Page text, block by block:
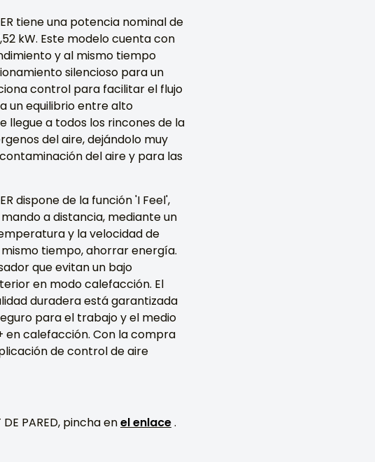
tiene una potencia nominal de
kW. Este modelo cuenta con
y al mismo tiempo
silencioso para un
control para facilitar el flujo
un equilibrio entre alto
llegue a todos los rincones de la
del aire, dejándolo muy
del aire y para las
dispone de la función 'I Feel',
a distancia, mediante un
y la velocidad de
tiempo, ahorrar energía.
que evitan un bajo
en modo calefacción. El
duradera está garantizada
para el trabajo y el medio
en calefacción. Con la compra
de control de aire
PARED, pincha enel enlace.